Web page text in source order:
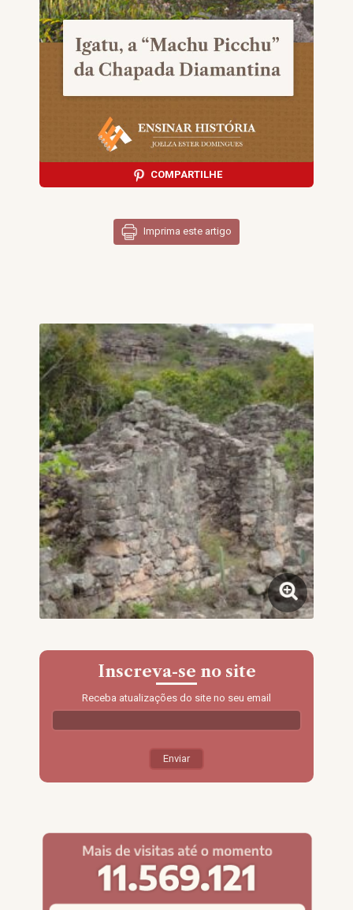
COMPARTILHE
Imprima este artigo
Inscreva-se no site
Receba atualizações do site no seu email